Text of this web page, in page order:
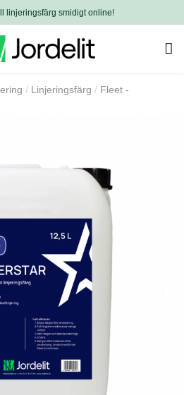
linjeringsfärg smidigt online!
Linjeringsfärg
Fleet -